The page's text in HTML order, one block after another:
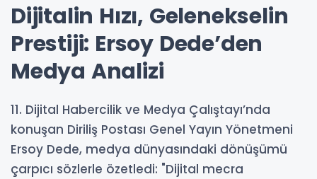
Dijitalin Hızı, Gelenekselin
Prestiji: Ersoy Dede’den
Medya Analizi
​11. Dijital Habercilik ve Medya Çalıştayı’nda
konuşan Diriliş Postası Genel Yayın Yönetmeni
Ersoy Dede, medya dünyasındaki dönüşümü
çarpıcı sözlerle özetledi: "Dijital mecra